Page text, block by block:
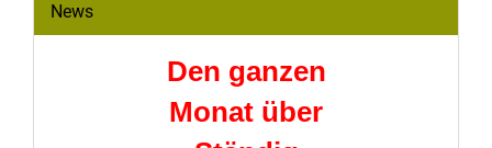
News
Den ganzen
Monat über